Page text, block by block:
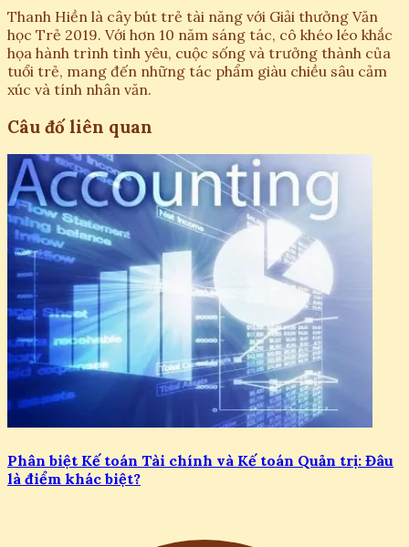
Thanh Hiền là cây bút trẻ tài năng với Giải thưởng Văn
học Trẻ 2019. Với hơn 10 năm sáng tác, cô khéo léo khắc
họa hành trình tình yêu, cuộc sống và trưởng thành của
tuổi trẻ, mang đến những tác phẩm giàu chiều sâu cảm
xúc và tính nhân văn.
Câu đố liên quan
Phân biệt Kế toán Tài chính và Kế toán Quản trị: Đâu
là điểm khác biệt?